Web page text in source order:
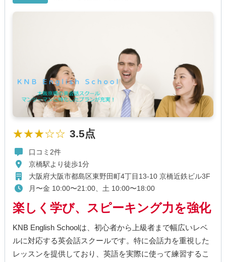
★★★☆☆ 3.5点
口コミ2件
京橋駅より徒歩1分
大阪府大阪市都島区東野田町4丁目13-10 京橋近鉄ビル3F
月〜金 10:00〜21:00、土 10:00〜18:00
楽しく学び、スピーキング力を強化
KNB English Schoolは、初心者から上級者まで幅広いレベ
ルに対応する英会話スクールです。特に会話力を重視した
レッスンを提供しており、英語を実際に使って練習するこ